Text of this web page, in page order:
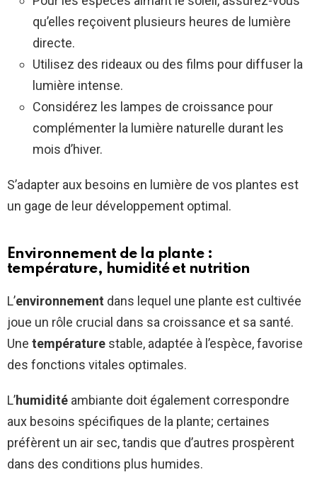
qu’elles reçoivent plusieurs heures de lumière
directe.
Utilisez des rideaux ou des films pour diffuser la
lumière intense.
Considérez les lampes de croissance pour
complémenter la lumière naturelle durant les
mois d’hiver.
S’adapter aux besoins en lumière de vos plantes est
un gage de leur développement optimal.
Environnement de la plante :
température, humidité et nutrition
L’environnement dans lequel une plante est cultivée
joue un rôle crucial dans sa croissance et sa santé.
Une température stable, adaptée à l’espèce, favorise
des fonctions vitales optimales.
L’humidité ambiante doit également correspondre
aux besoins spécifiques de la plante; certaines
préfèrent un air sec, tandis que d’autres prospèrent
dans des conditions plus humides.